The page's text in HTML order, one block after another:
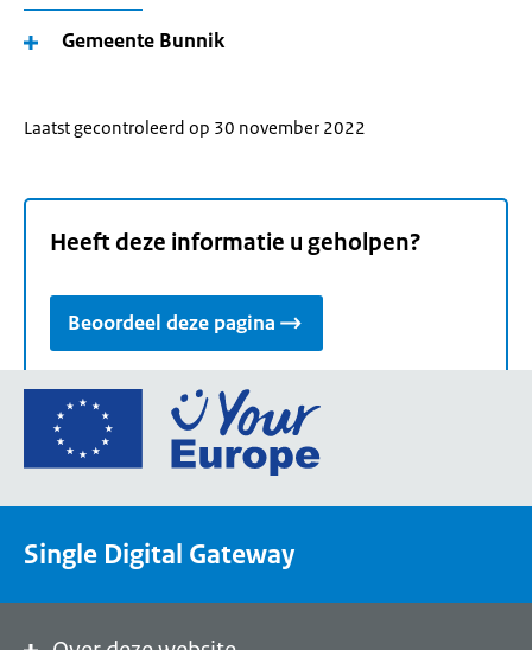
Gemeente Bunnik
Laatst gecontroleerd op 30 november 2022
Heeft deze informatie u geholpen?
Beoordeel deze pagina
Ga
de
een
Single Digital Gateway